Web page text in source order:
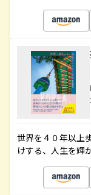
世界を４０年以上
けする、人生を輝